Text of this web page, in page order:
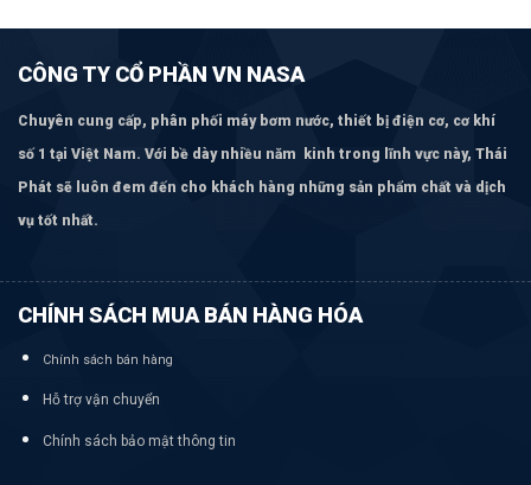
CÔNG TY CỔ PHẦN VN NASA
Chuyên cung cấp, phân phối máy bơm nước, thiết bị điện cơ, cơ khí
số 1 tại Việt Nam. Với bề dày nhiều năm kinh trong lĩnh vực này, Thái
Phát sẽ luôn đem đến cho khách hàng những sản phẩm chất và dịch
vụ tốt nhất.
CHÍNH SÁCH MUA BÁN HÀNG HÓA
Chính sách bán hàng
Hỗ trợ vận chuyển
Chính sách bảo mật thông tin